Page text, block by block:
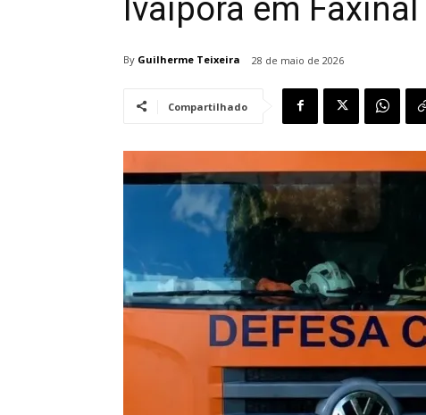
Ivaiporã em Faxinal
By Guilherme Teixeira 28 de maio de 2026
Compartilhado